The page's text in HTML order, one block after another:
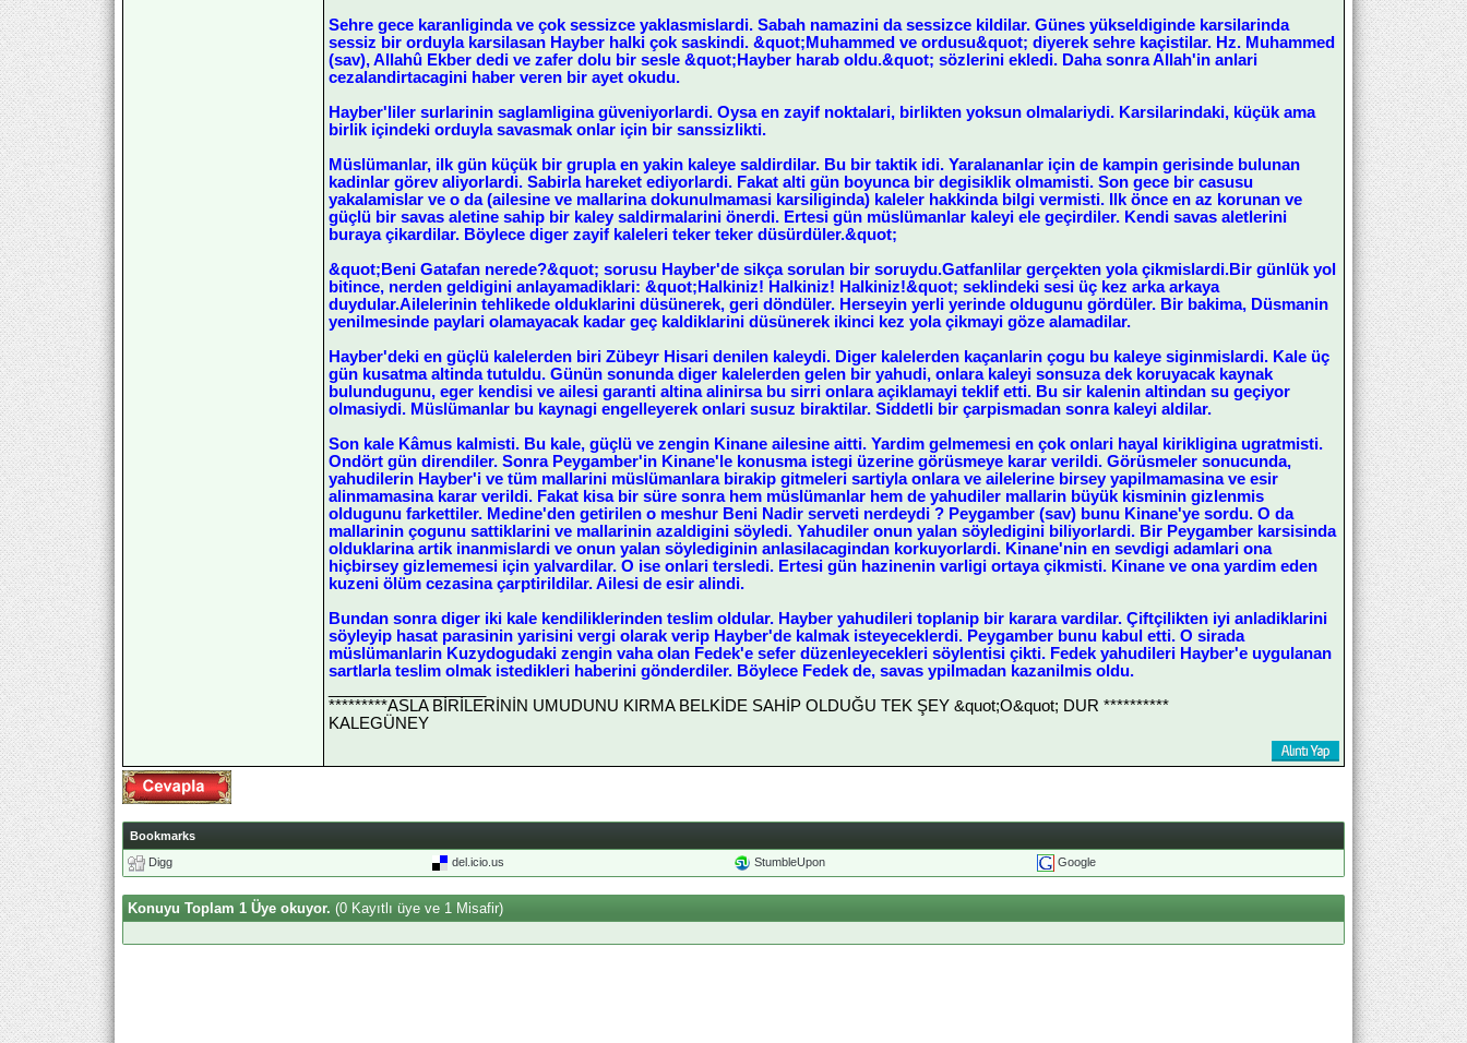
Sehre gece karanliginda ve çok sessizce yaklasmislardi. Sabah namazini da sessizce kildilar. Günes yükseldiginde karsilarinda
sessiz bir orduyla karsilasan Hayber halki çok saskindi. &quot;Muhammed ve ordusu&quot; diyerek sehre kaçistilar. Hz. Muhammed
(sav), Allahû Ekber dedi ve zafer dolu bir sesle &quot;Hayber harab oldu.&quot; sözlerini ekledi. Daha sonra Allah'in anlari
cezalandirtacagini haber veren bir ayet okudu.
Hayber'liler surlarinin saglamligina güveniyorlardi. Oysa en zayif noktalari, birlikten yoksun olmalariydi. Karsilarindaki, küçük ama
birlik içindeki orduyla savasmak onlar için bir sanssizlikti.
Müslümanlar, ilk gün küçük bir grupla en yakin kaleye saldirdilar. Bu bir taktik idi. Yaralananlar için de kampin gerisinde bulunan
kadinlar görev aliyorlardi. Sabirla hareket ediyorlardi. Fakat alti gün boyunca bir degisiklik olmamisti. Son gece bir casusu
yakalamislar ve o da (ailesine ve mallarina dokunulmamasi karsiliginda) kaleler hakkinda bilgi vermisti. Ilk önce en az korunan ve
güçlü bir savas aletine sahip bir kaley saldirmalarini önerdi. Ertesi gün müslümanlar kaleyi ele geçirdiler. Kendi savas aletlerini
buraya çikardilar. Böylece diger zayif kaleleri teker teker düsürdüler.&quot;
&quot;Beni Gatafan nerede?&quot; sorusu Hayber'de sikça sorulan bir soruydu.Gatfanlilar gerçekten yola çikmislardi.Bir günlük yol
bitince, nerden geldigini anlayamadiklari: &quot;Halkiniz! Halkiniz! Halkiniz!&quot; seklindeki sesi üç kez arka arkaya
duydular.Ailelerinin tehlikede olduklarini düsünerek, geri döndüler. Herseyin yerli yerinde oldugunu gördüler. Bir bakima, Düsmanin
yenilmesinde paylari olamayacak kadar geç kaldiklarini düsünerek ikinci kez yola çikmayi göze alamadilar.
Hayber'deki en güçlü kalelerden biri Zübeyr Hisari denilen kaleydi. Diger kalelerden kaçanlarin çogu bu kaleye siginmislardi. Kale üç
gün kusatma altinda tutuldu. Günün sonunda diger kalelerden gelen bir yahudi, onlara kaleyi sonsuza dek koruyacak kaynak
bulundugunu, eger kendisi ve ailesi garanti altina alinirsa bu sirri onlara açiklamayi teklif etti. Bu sir kalenin altindan su geçiyor
olmasiydi. Müslümanlar bu kaynagi engelleyerek onlari susuz biraktilar. Siddetli bir çarpismadan sonra kaleyi aldilar.
Son kale Kâmus kalmisti. Bu kale, güçlü ve zengin Kinane ailesine aitti. Yardim gelmemesi en çok onlari hayal kirikligina ugratmisti.
Ondört gün direndiler. Sonra Peygamber'in Kinane'le konusma istegi üzerine görüsmeye karar verildi. Görüsmeler sonucunda,
yahudilerin Hayber'i ve tüm mallarini müslümanlara birakip gitmeleri sartiyla onlara ve ailelerine birsey yapilmamasina ve esir
alinmamasina karar verildi. Fakat kisa bir süre sonra hem müslümanlar hem de yahudiler mallarin büyük kisminin gizlenmis
oldugunu farkettiler. Medine'den getirilen o meshur Beni Nadir serveti nerdeydi ? Peygamber (sav) bunu Kinane'ye sordu. O da
mallarinin çogunu sattiklarini ve mallarinin azaldigini söyledi. Yahudiler onun yalan söyledigini biliyorlardi. Bir Peygamber karsisinda
olduklarina artik inanmislardi ve onun yalan söylediginin anlasilacagindan korkuyorlardi. Kinane'nin en sevdigi adamlari ona
hiçbirsey gizlememesi için yalvardilar. O ise onlari tersledi. Ertesi gün hazinenin varligi ortaya çikmisti. Kinane ve ona yardim eden
kuzeni ölüm cezasina çarptirildilar. Ailesi de esir alindi.
Bundan sonra diger iki kale kendiliklerinden teslim oldular. Hayber yahudileri toplanip bir karara vardilar. Çiftçilikten iyi anladiklarini
söyleyip hasat parasinin yarisini vergi olarak verip Hayber'de kalmak isteyeceklerdi. Peygamber bunu kabul etti. O sirada
müslümanlarin Kuzydogudaki zengin vaha olan Fedek'e sefer düzenleyecekleri söylentisi çikti. Fedek yahudileri Hayber'e uygulanan
sartlarla teslim olmak istedikleri haberini gönderdiler. Böylece Fedek de, savas ypilmadan kazanilmis oldu.
*********ASLA BİRİLERİNİN UMUDUNU KIRMA BELKİDE SAHİP OLDUĞU TEK ŞEY &quot;O&quot; DUR **********
KALEGÜNEY
Bookmarks
Digg
del.icio.us StumbleUpon Google
Konuyu Toplam 1 Üye okuyor. (0 Kayıtlı üye ve 1 Misafir)